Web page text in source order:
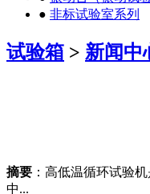
● 非标试验室系列
试验箱 > 新闻中
摘要 ：高低温循环试验
中...